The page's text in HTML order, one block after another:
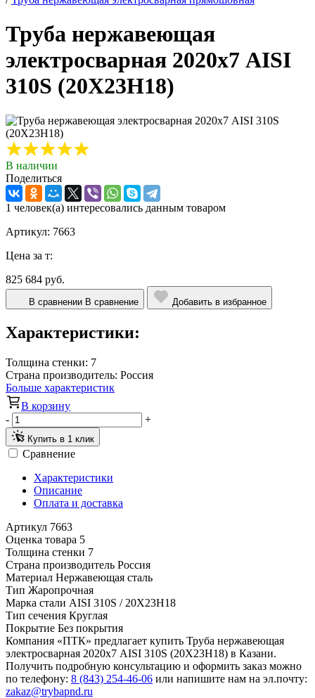
Труба нержавеющая
электросварная 2020х7 AISI
310S (20Х23Н18)
В наличии
Поделиться
1 человек(а) интересовались данным товаром
Артикул: 7663
Цена за т:
825 684 руб.
В сравнении В сравнение Добавить в избранное
Характеристики:
Толщина стенки: 7
Страна производитель: Россия
Больше характеристик
В корзину
-
+
Купить в 1 клик
Сравнение
Характеристики
Описание
Оплата и доставка
Артикул 7663
Оценка товара 5
Толщина стенки 7
Страна производитель Россия
Материал Нержавеющая сталь
Тип Жаропрочная
Марка стали AISI 310S / 20Х23Н18
Тип сечения Круглая
Покрытие Без покрытия
Компания «ПТК» предлагает купить Труба нержавеющая
электросварная 2020х7 AISI 310S (20Х23Н18) в Казани.
Получить подробную консультацию и оформить заказ можно
по телефону: 8 (843) 254-46-06 или напишите нам на эл.почту:
zakaz@trybapnd.ru